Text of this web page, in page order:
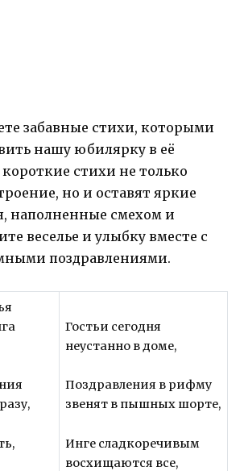
забавные стихи, которыми
нашу юбилярку в её
стихи не только
но и оставят яркие
наполненные смехом и
веселье и улыбку вместе с
поздравлениями.
Гостьи сегодня
неустанно в доме,
Поздравления в рифму
звенят в пышных шорте,
Инге сладкоречивым
восхищаются все,